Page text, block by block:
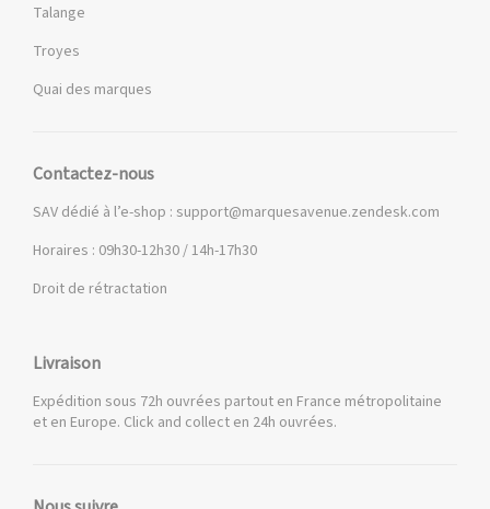
Talange
Troyes
Quai des marques
Contactez-nous
SAV dédié à l’e-shop : support@marquesavenue.zendesk.com
Horaires : 09h30-12h30 / 14h-17h30
Droit de rétractation
Livraison
Expédition sous 72h ouvrées partout en France métropolitaine
et en Europe. Click and collect en 24h ouvrées.